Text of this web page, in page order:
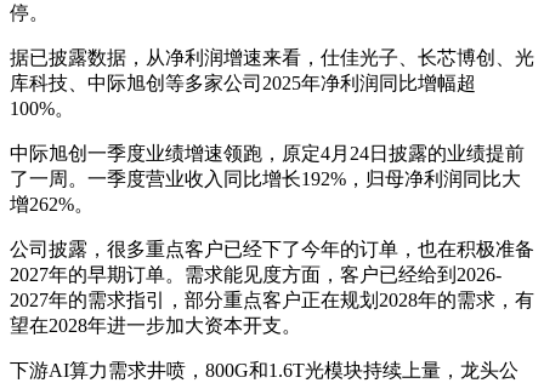
停。
据已披露数据，从净利润增速来看，仕佳光子、长芯博创、光
库科技、中际旭创等多家公司2025年净利润同比增幅超
100%。
中际旭创一季度业绩增速领跑，原定4月24日披露的业绩提前
了一周。一季度营业收入同比增长192%，归母净利润同比大
增262%。
公司披露，很多重点客户已经下了今年的订单，也在积极准备
2027年的早期订单。需求能见度方面，客户已经给到2026-
2027年的需求指引，部分重点客户正在规划2028年的需求，有
望在2028年进一步加大资本开支。
下游AI算力需求井喷，800G和1.6T光模块持续上量，龙头公